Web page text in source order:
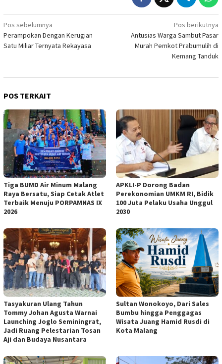
Navigasi
pos
Pos sebelumnya
Perampokan Dengan Kerugian
Satu Miliar Ternyata Rekayasa
Pos berikutnya
Antusias Warga Sambut Pasar
Murah Pemkot Prabumulih di
Kemang Tanduk
POS TERKAIT
Tiga BUMD Air Minum Malang
Raya Bersatu, Siap Cetak Atlet
Terbaik Menuju PORPAMNAS IX
2026
APKLI-P Dorong Badan
Perekonomian UMKM RI, Bidik
100 Juta Pelaku Usaha Unggul
2030
Tasyakuran Ulang Tahun
Tommy Johan Agusta Warnai
Launching Joglo Seminingrat,
Jadi Ruang Pelestarian Tosan
Aji dan Budaya Nusantara
Sultan Wonokoyo, Dari Sales
Bumbu hingga Penggagas
Wisata Juang Hamid Rusdi di
Kota Malang